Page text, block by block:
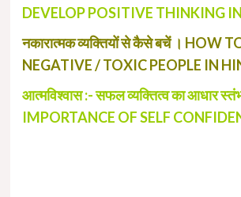
DEVELOP POSITIVE THINKING IN
नकारात्मक व्यक्तियों से कैसे बचें । HOW
NEGATIVE / TOXIC PEOPLE IN
आत्मविश्वास :- सफल व्यक्तित्व का आधार
IMPORTANCE OF SELF